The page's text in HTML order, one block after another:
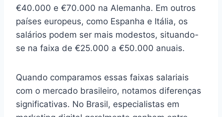
€40.000 e €70.000 na Alemanha. Em outros
países europeus, como Espanha e Itália, os
salários podem ser mais modestos, situando-
se na faixa de €25.000 a €50.000 anuais.
Quando comparamos essas faixas salariais
com o mercado brasileiro, notamos diferenças
significativas. No Brasil, especialistas em